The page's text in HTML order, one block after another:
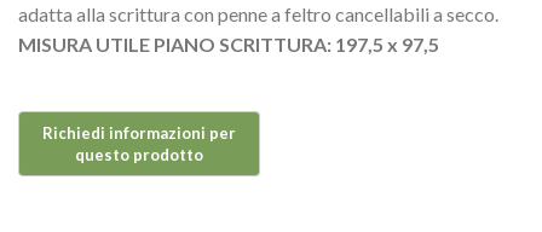
adatta alla scrittura con penne a feltro cancellabili a secco.
MISURA UTILE PIANO SCRITTURA: 197,5 x 97,5